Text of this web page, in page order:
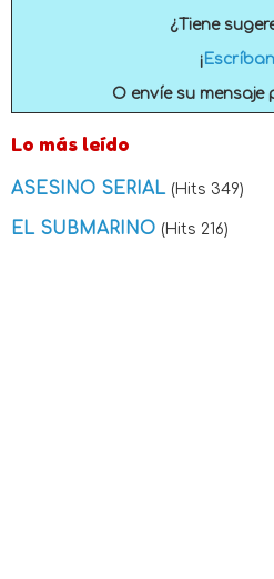
¿Tiene
¡
O envíe su mensaje
Lo más leído
ASESINO SERIAL (Hits 349)
EL SUBMARINO (Hits 216)